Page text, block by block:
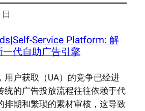
Service Platform: 解
代自助广告引擎
用户获取（UA）的竞争已经进
统的广告投放流程往往依赖于代
排期和繁琐的素材审核，这导致